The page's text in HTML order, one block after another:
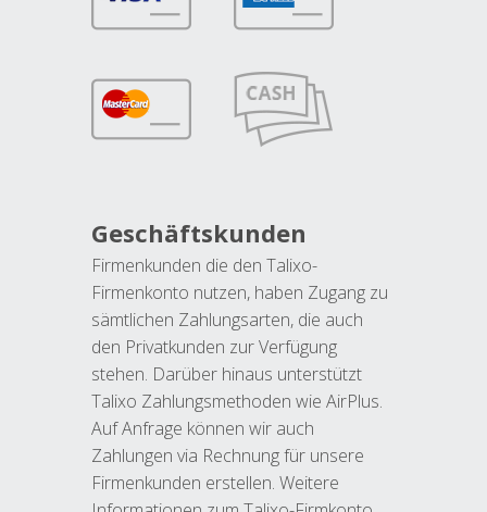
Geschäftskunden
Firmenkunden die den Talixo-
Firmenkonto nutzen, haben Zugang zu
sämtlichen Zahlungsarten, die auch
den Privatkunden zur Verfügung
stehen. Darüber hinaus unterstützt
Talixo Zahlungsmethoden wie AirPlus.
Auf Anfrage können wir auch
Zahlungen via Rechnung für unsere
Firmenkunden erstellen. Weitere